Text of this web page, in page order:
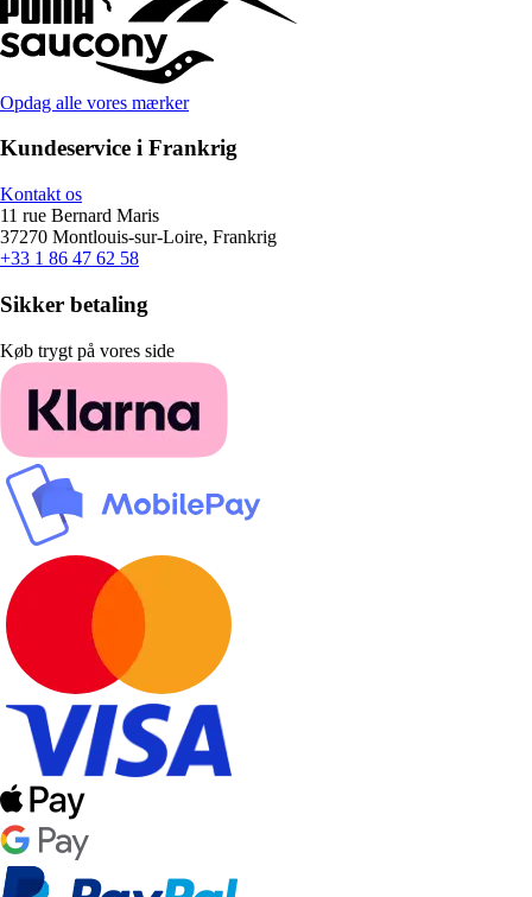
Opdag alle vores mærker
Kundeservice i Frankrig
Kontakt os
11 rue Bernard Maris
37270 Montlouis-sur-Loire, Frankrig
+33 1 86 47 62 58
Sikker betaling
Køb trygt på vores side